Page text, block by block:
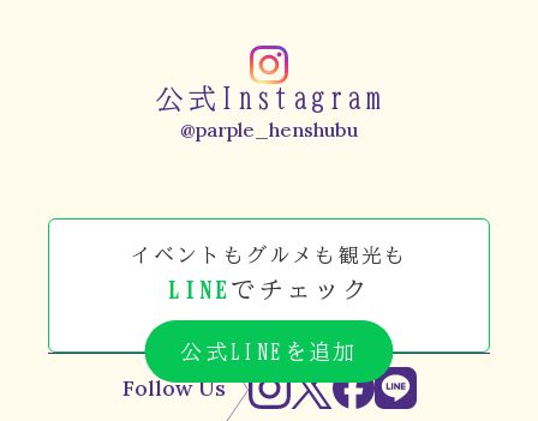
公式Instagram
@parple_henshubu
イベントもグルメも観光も
LINE でチェック
公式LINEを追加
Follow Us